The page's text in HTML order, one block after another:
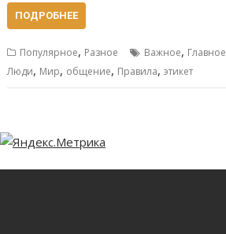
ПОДРОБНЕЕ
Популярное, Разное Важное, Главное
Люди, Мир, общение, Правила,этикет